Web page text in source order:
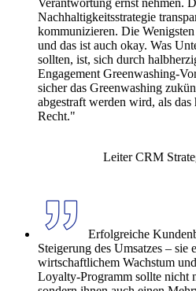
Verantwortung ernst nehmen.
Nachhaltigkeitsstrategie
kommunizieren. Die
und das ist auch okay. Was
sollten, ist, sich durch
Engagement Greenwashing-
sicher das Greenwashing
abgestraft werden wird, als
Recht."
Leiter CRM
Erfolgreiche
Steigerung des Umsatzes –
wirtschaftlichem Wachstum
Loyalty-Programm sollte nicht